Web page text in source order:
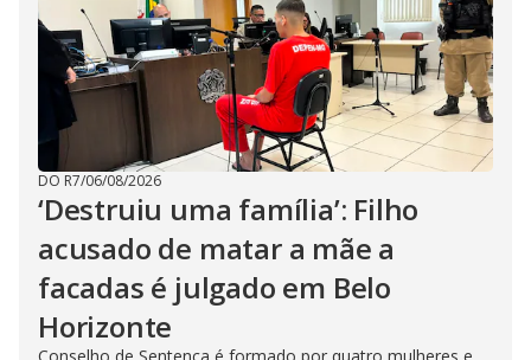
DO R7/06/08/2026
‘Destruiu uma família’: Filho
acusado de matar a mãe a
facadas é julgado em Belo
Horizonte